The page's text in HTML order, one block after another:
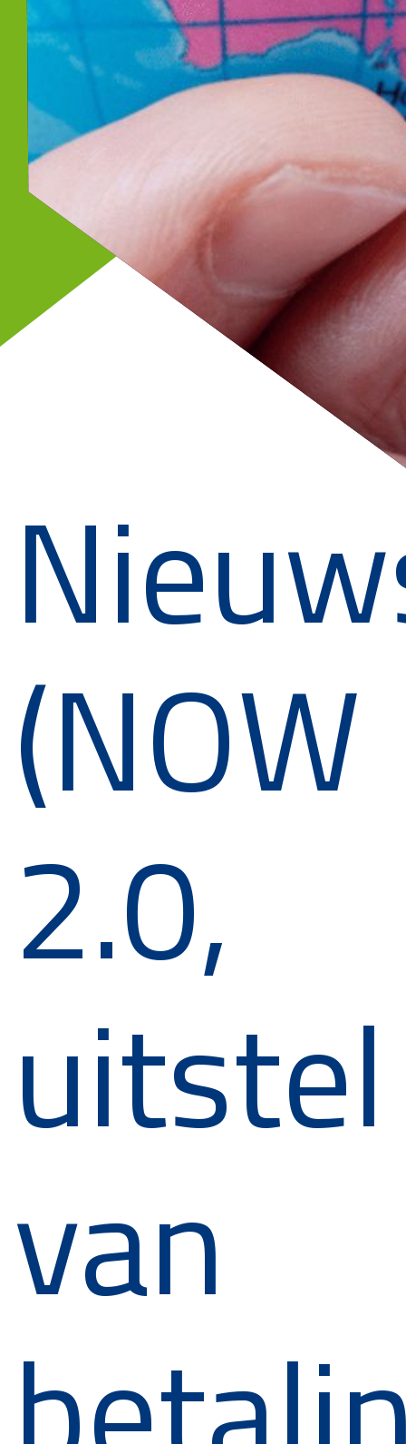
(NOW
2.0,
uitstel
van